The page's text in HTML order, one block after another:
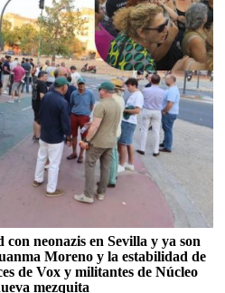
neonazis en Sevilla y ya son
Moreno y la estabilidad de
de Vox y militantes de Núcleo
mezquita